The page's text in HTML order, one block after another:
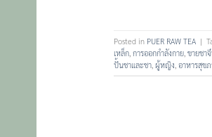
Posted in PUER RAW TEA |
เหล็ก การออกกำลังกาย ขายชา
ปั้นชาและชา ผู้หญิง อาหารสุข